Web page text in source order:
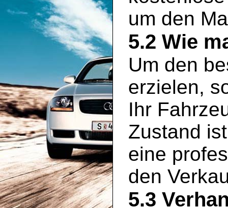
um den
5.2 Wie
Um den
erzielen,
Ihr
Zustand
eine
den
5.3